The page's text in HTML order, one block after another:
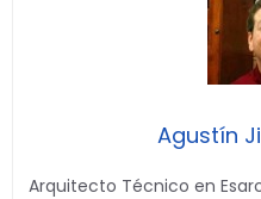
Agustín
Arquitecto Técnico en